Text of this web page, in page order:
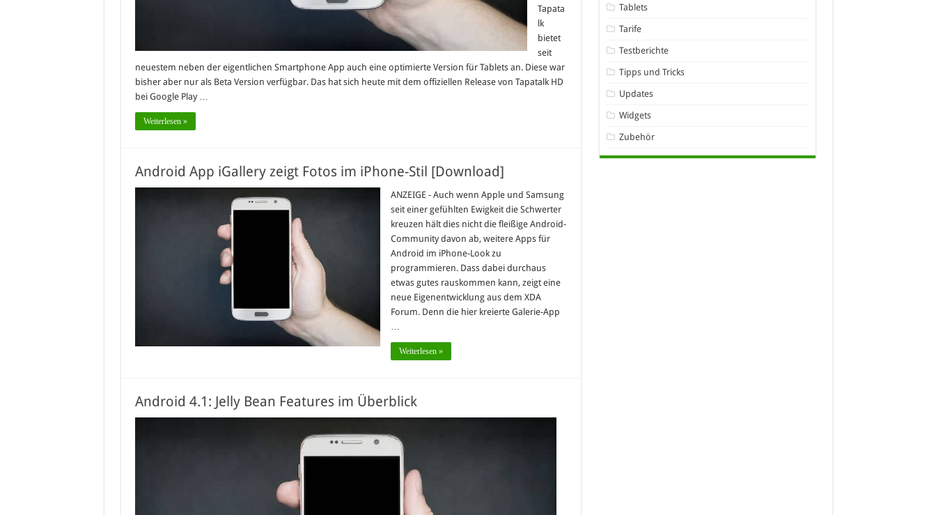
Tapata
lk
bietet
seit
neuestem neben der eigentlichen Smartphone App auch eine optimierte Version für Tablets an. Diese war
bisher aber nur als Beta Version verfügbar. Das hat sich heute mit dem offiziellen Release von Tapatalk HD
bei Google Play …
Weiterlesen »
Android App iGallery zeigt Fotos im iPhone-Stil [Download]
ANZEIGE - Auch wenn Apple und Samsung
seit einer gefühlten Ewigkeit die Schwerter
kreuzen hält dies nicht die fleißige Android-
Community davon ab, weitere Apps für
Android im iPhone-Look zu
programmieren. Dass dabei durchaus
etwas gutes rauskommen kann, zeigt eine
neue Eigenentwicklung aus dem XDA
Forum. Denn die hier kreierte Galerie-App
…
Weiterlesen »
Android 4.1: Jelly Bean Features im Überblick
Tablets
Tarife
Testberichte
Tipps und Tricks
Updates
Widgets
Zubehör